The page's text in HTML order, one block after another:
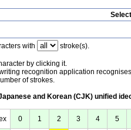
with stroke(s).
by clicking it.
recognition application
of strokes.
and Korean (CJK) unified
0 1 2 3 4 5